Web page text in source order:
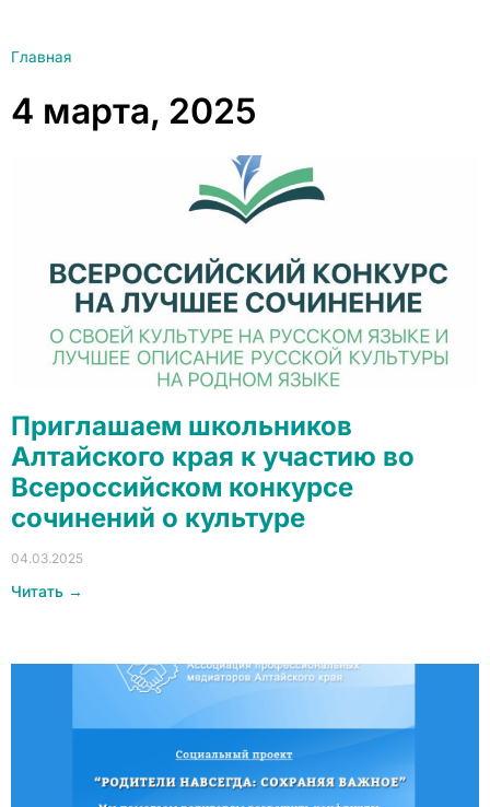
Главная
4 марта, 2025
Приглашаем школьников
Алтайского края к участию во
Всероссийском конкурсе
сочинений о культуре
04.03.2025
Читать →